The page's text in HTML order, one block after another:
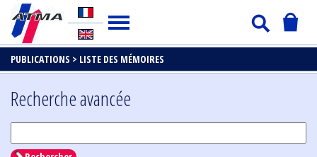
PUBLICATIONS > LISTE DES MÉMOIRES
Recherche avancée